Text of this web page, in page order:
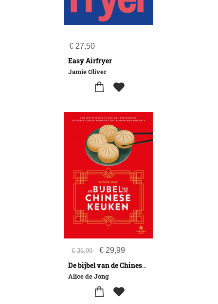
€ 27,50
Easy Airfryer
Jamie Oliver
€36,99 € 29,99
De bijbel van de Chinese keuken
Alice de Jong